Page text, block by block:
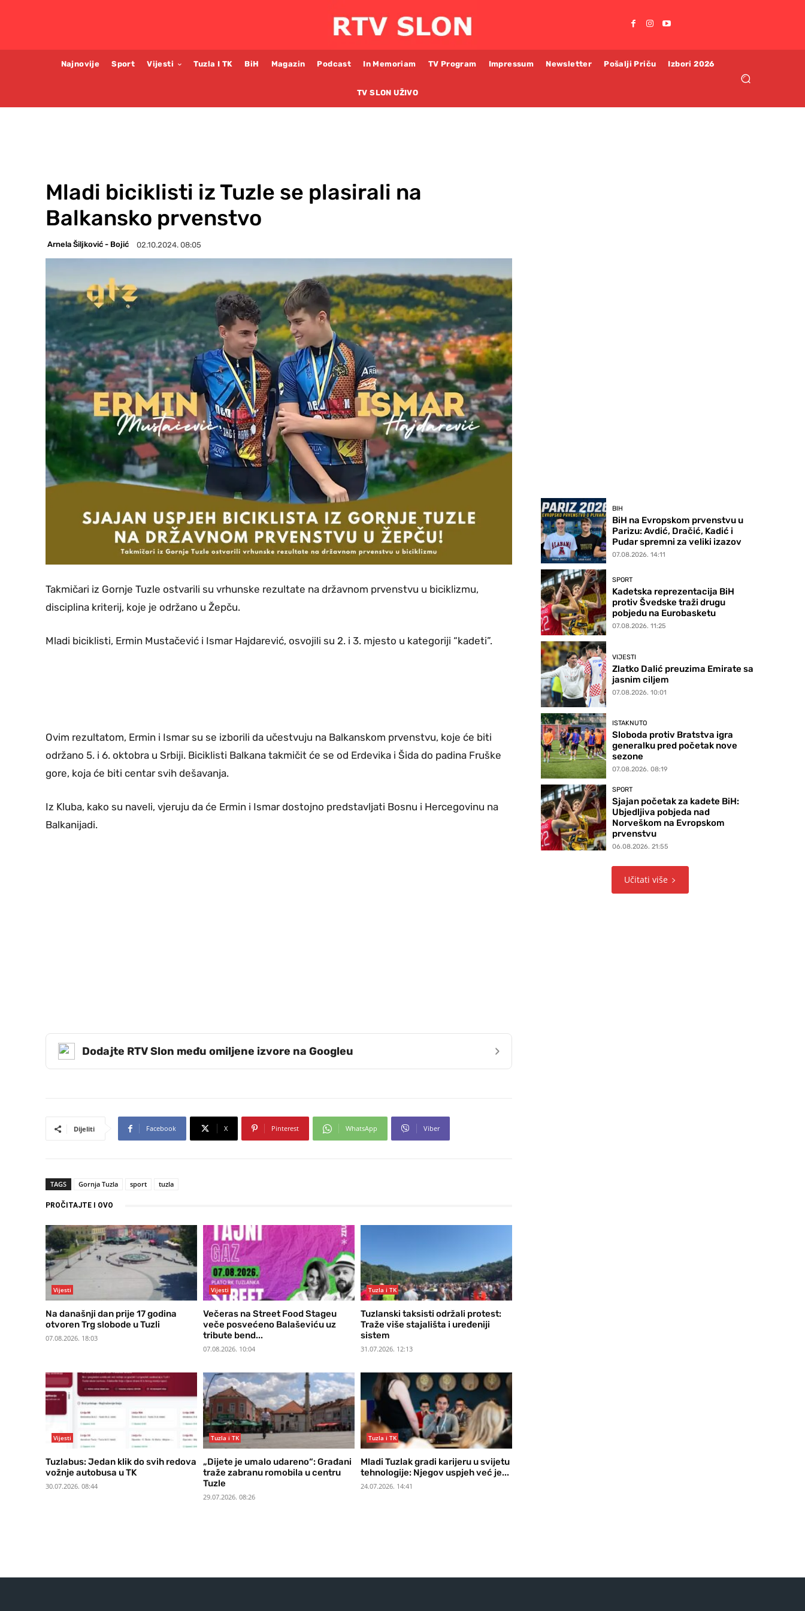
Najnovije Sport Vijesti Tuzla I TK BiH Magazin Podcast In Memoriam TV Program Impressum Newsletter Pošalji Priču Izbori 2026
TV SLON UŽIVO
Mladi biciklisti iz Tuzle se plasirali na
Balkansko prvenstvo
Arnela Šiljković - Bojić 02.10.2024. 08:05
Takmičari iz Gornje Tuzle ostvarili su vrhunske rezultate na državnom prvenstvu u biciklizmu,
disciplina kriterij, koje je održano u Žepču.
Mladi biciklisti, Ermin Mustačević i Ismar Hajdarević, osvojili su 2. i 3. mjesto u kategoriji “kadeti”.
Ovim rezultatom, Ermin i Ismar su se izborili da učestvuju na Balkanskom prvenstvu, koje će biti
održano 5. i 6. oktobra u Srbiji. Biciklisti Balkana takmičit će se od Erdevika i Šida do padina Fruške
gore, koja će biti centar svih dešavanja.
Iz Kluba, kako su naveli, vjeruju da će Ermin i Ismar dostojno predstavljati Bosnu i Hercegovinu na
Balkanijadi.
Dodajte RTV Slon među omiljene izvore na Googleu ›
Dijeliti Facebook X Pinterest WhatsApp Viber
TAGS Gornja Tuzla sport tuzla
PROČITAJTE I OVO
Vijesti
Na današnji dan prije 17 godina
otvoren Trg slobode u Tuzli
07.08.2026. 18:03
Vijesti
Večeras na Street Food Stageu
veče posvećeno Balaševiću uz
tribute bend...
07.08.2026. 10:04
Tuzla i TK
Tuzlanski taksisti održali protest:
Traže više stajališta i uređeniji
sistem
31.07.2026. 12:13
Vijesti
Tuzlabus: Jedan klik do svih redova
vožnje autobusa u TK
30.07.2026. 08:44
Tuzla i TK
„Dijete je umalo udareno“: Građani
traže zabranu romobila u centru
Tuzle
29.07.2026. 08:26
Tuzla i TK
Mladi Tuzlak gradi karijeru u svijetu
tehnologije: Njegov uspjeh već je...
24.07.2026. 14:41
BIH
BiH na Evropskom prvenstvu u
Parizu: Avdić, Dračić, Kadić i
Pudar spremni za veliki izazov
07.08.2026. 14:11
SPORT
Kadetska reprezentacija BiH
protiv Švedske traži drugu
pobjedu na Eurobasketu
07.08.2026. 11:25
VIJESTI
Zlatko Dalić preuzima Emirate sa
jasnim ciljem
07.08.2026. 10:01
ISTAKNUTO
Sloboda protiv Bratstva igra
generalku pred početak nove
sezone
07.08.2026. 08:19
SPORT
Sjajan početak za kadete BiH:
Ubjedljiva pobjeda nad
Norveškom na Evropskom
prvenstvu
06.08.2026. 21:55
Učitati više